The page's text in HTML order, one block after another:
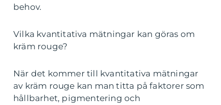
behov.
Vilka kvantitativa mätningar kan göras om
kräm rouge?
När det kommer till kvantitativa mätningar
av kräm rouge kan man titta på faktorer som
hållbarhet, pigmentering och